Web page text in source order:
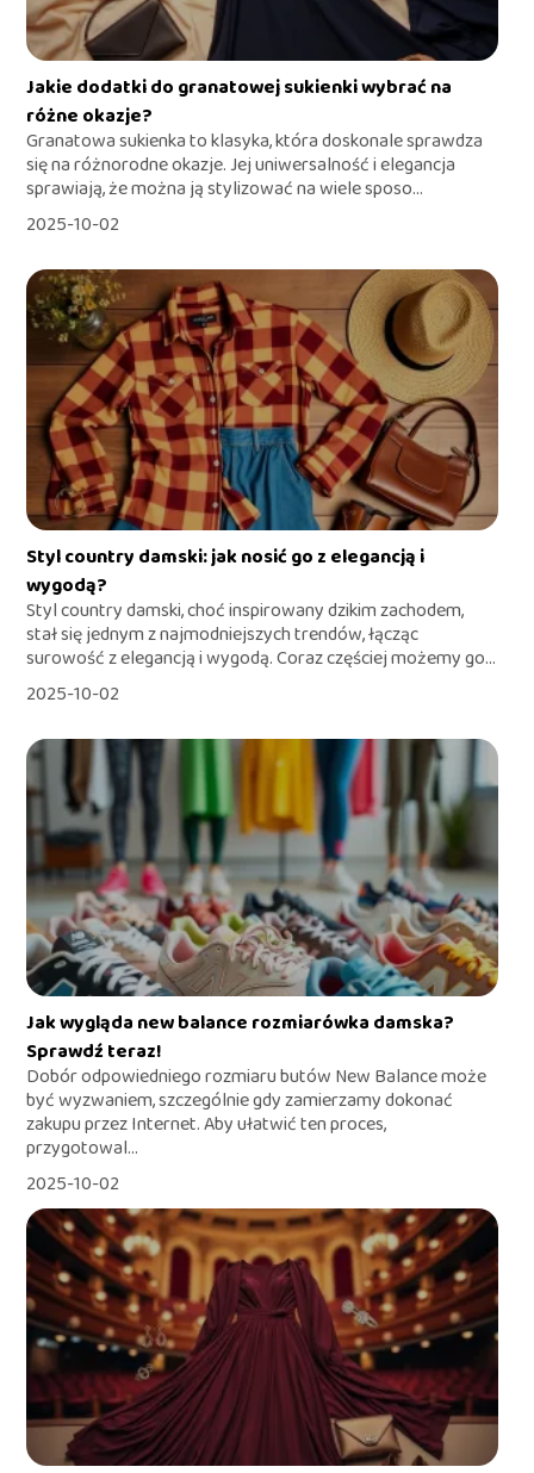
Jakie dodatki do granatowej sukienki wybrać na
różne okazje?
Granatowa sukienka to klasyka, która doskonale sprawdza
się na różnorodne okazje. Jej uniwersalność i elegancja
sprawiają, że można ją stylizować na wiele sposo...
2025-10-02
Styl country damski: jak nosić go z elegancją i
wygodą?
Styl country damski, choć inspirowany dzikim zachodem,
stał się jednym z najmodniejszych trendów, łącząc
surowość z elegancją i wygodą. Coraz częściej możemy go...
2025-10-02
Jak wygląda new balance rozmiarówka damska?
Sprawdź teraz!
Dobór odpowiedniego rozmiaru butów New Balance może
być wyzwaniem, szczególnie gdy zamierzamy dokonać
zakupu przez Internet. Aby ułatwić ten proces,
przygotowal...
2025-10-02